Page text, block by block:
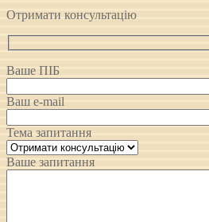
Отримати консультацію
Ваше ПІБ
Ваш e-mail
Тема запитання
Ваше запитання